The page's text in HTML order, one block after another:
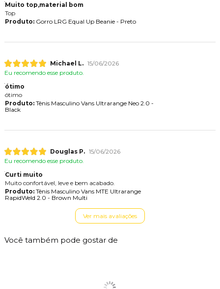
Muito top,material bom
Top
Produto:Gorro LRG Equal Up Beanie - Preto
Michael L. 15/06/2026
Eu recomendo esse produto.
ótimo
ótimo
Produto:Tênis Masculino Vans Ultrarange Neo 2.0 -
Black
Douglas P. 15/06/2026
Eu recomendo esse produto.
Curti muito
Muito confortável, leve e bem acabado.
Produto:Tênis Masculino Vans MTE Ultrarange
RapidWeld 2.0 - Brown Multi
Ver mais avaliações
Você também pode gostar de